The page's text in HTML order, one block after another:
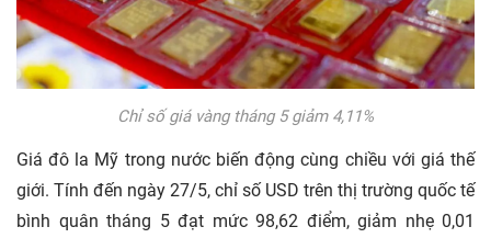
Chỉ số giá vàng tháng 5 giảm 4,11%
Giá đô la Mỹ trong nước biến động cùng chiều với giá thế
giới. Tính đến ngày 27/5, chỉ số USD trên thị trường quốc tế
bình quân tháng 5 đạt mức 98,62 điểm, giảm nhẹ 0,01